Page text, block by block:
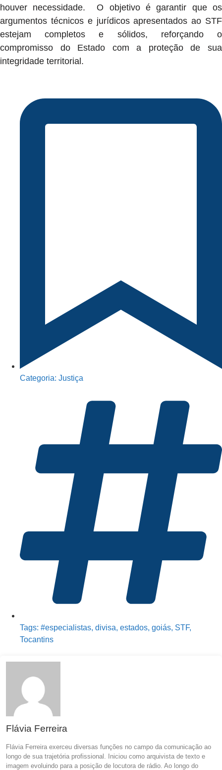
houver necessidade. O objetivo é garantir que os
argumentos técnicos e jurídicos apresentados ao STF
estejam completos e sólidos, reforçando o
compromisso do Estado com a proteção de sua
integridade territorial.
Categoria: Justiça
Tags: #especialistas, divisa, estados, goiás, STF,
Tocantins
Flávia Ferreira
Flávia Ferreira exerceu diversas funções no campo da comunicação ao
longo de sua trajetória profissional. Iniciou como arquivista de texto e
imagem evoluindo para a posição de locutora de rádio. Ao longo do